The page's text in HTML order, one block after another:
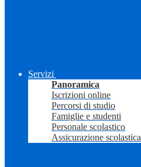
Servizi
Panoramica
Iscrizioni online
Percorsi di studio
Famiglie e studenti
Personale scolastico
Assicurazione scolastica